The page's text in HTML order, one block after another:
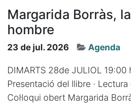
Margarida Borràs,
hombre
23 de jul. 2026 Agenda
DIMARTS 28de JULIOL 19:00
Presentació del llibre · Lectura
Col·loqui obert Margarida